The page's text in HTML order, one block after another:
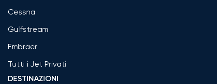
Cessna
Gulfstream
Embraer
Tutti i Jet Privati
DESTINAZIONI